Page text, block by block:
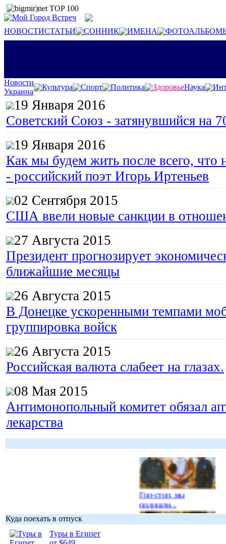
НОВОСТИСТАТЬИ СОННИК ИМЕНА
Новости
Украина
Культура Спорт Политика ЗдоровьеНаука
19 Января 2016
Советский Союз - затянувшийся на
19 Января 2016
Как мы будем жить после всего, что
- российский поэт Игорь Иртеньев
02 Сентября 2015
США ввели новые санкции в
27 Августа 2015
Президент прогнозирует
ближайшие месяцы
26 Августа 2015
В Донецке ускоренными темпами
группировка войск
26 Августа 2015
Российская валюта слабеет на глазах.
08 Мая 2015
Антимонопольный комитет обязал
лекарства
Гоп-стоп, мы
подошли...
Куда поехать в отпуск
Туры в Египет